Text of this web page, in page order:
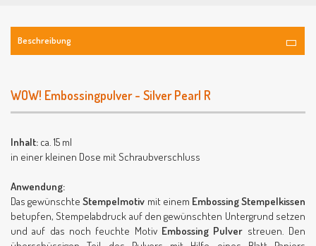
Beschreibung
WOW! Embossingpulver - Silver Pearl R
Inhalt: ca. 15 ml
in einer kleinen Dose mit Schraubverschluss
Anwendung:
Das gewünschteStempelmotiv mit einem Embossing Stempelkissen
betupfen, Stempelabdruck auf den gewünschten Untergrund setzen
und auf das noch feuchte Motiv Embossing Pulver streuen. Den